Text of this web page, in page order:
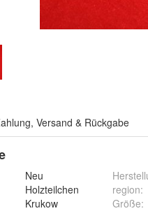
Versand & Rückgabe
Neu
Holzteilchen
Krukow
region:
Größe: